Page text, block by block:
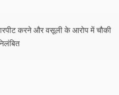
करने और वसूली के आरोप में चौकी